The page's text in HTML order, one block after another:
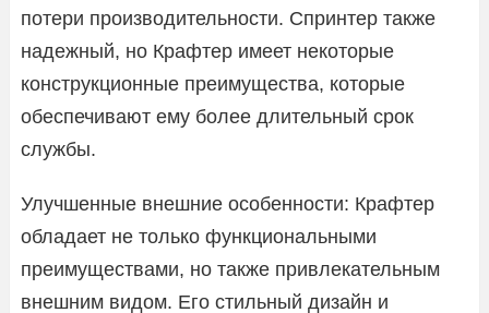
потери производительности. Спринтер также
надежный, но Крафтер имеет некоторые
конструкционные преимущества, которые
обеспечивают ему более длительный срок
службы.
Улучшенные внешние особенности: Крафтер
обладает не только функциональными
преимуществами, но также привлекательным
внешним видом. Его стильный дизайн и